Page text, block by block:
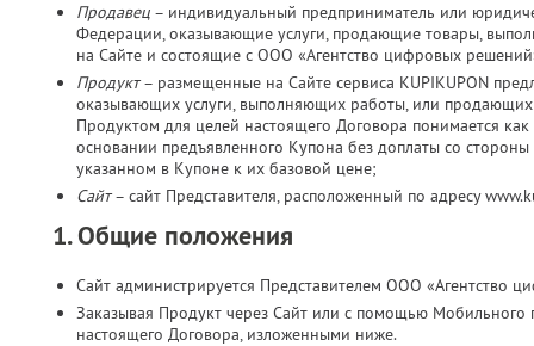
Продавец – индивидуальный предприниматель или
Федерации, оказывающие услуги, продающие товары,
на Сайте и состоящие с ООО «Агентство цифровых
Продукт– размещенные на Сайте сервиса KUPIKUPON
оказывающих услуги, выполняющих работы, или
Продуктом для целей настоящего Договора понимается
основании предъявленного Купона без доплаты со
указанном в Купоне к их базовой цене;
Сайт– сайт Представителя, расположенный по адресу
1. Общие положения
Сайт администрируется Представителем ООО «Агентство
Заказывая Продукт через Сайт или с помощью Мобильного
настоящего Договора, изложенными ниже.